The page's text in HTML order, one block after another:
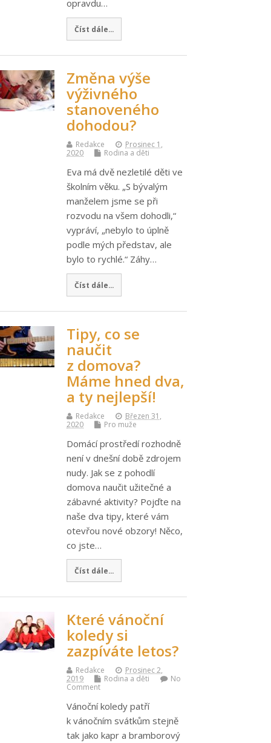
opravdu…
Číst dále...
Změna výše
výživného
stanoveného
dohodou?
Redakce
Prosinec 1,
2020
Rodina a děti
Eva má dvě nezletilé děti ve
školním věku. „S bývalým
manželem jsme se při
rozvodu na všem dohodli,“
vypráví, „nebylo to úplně
podle mých představ, ale
bylo to rychlé.“ Záhy…
Číst dále...
Tipy, co se
naučit
z domova?
Máme hned dva,
a ty nejlepší!
Redakce
Březen 31,
2020
Pro muže
Domácí prostředí rozhodně
není v dnešní době zdrojem
nudy. Jak se z pohodlí
domova naučit užitečné a
zábavné aktivity? Pojďte na
naše dva tipy, které vám
otevřou nové obzory! Něco,
co jste…
Číst dále...
Které vánoční
koledy si
zazpíváte letos?
Redakce
Prosinec 2,
2019
Rodina a děti
No
Comment
Vánoční koledy patří
k vánočním svátkům stejně
tak jako kapr a bramborový